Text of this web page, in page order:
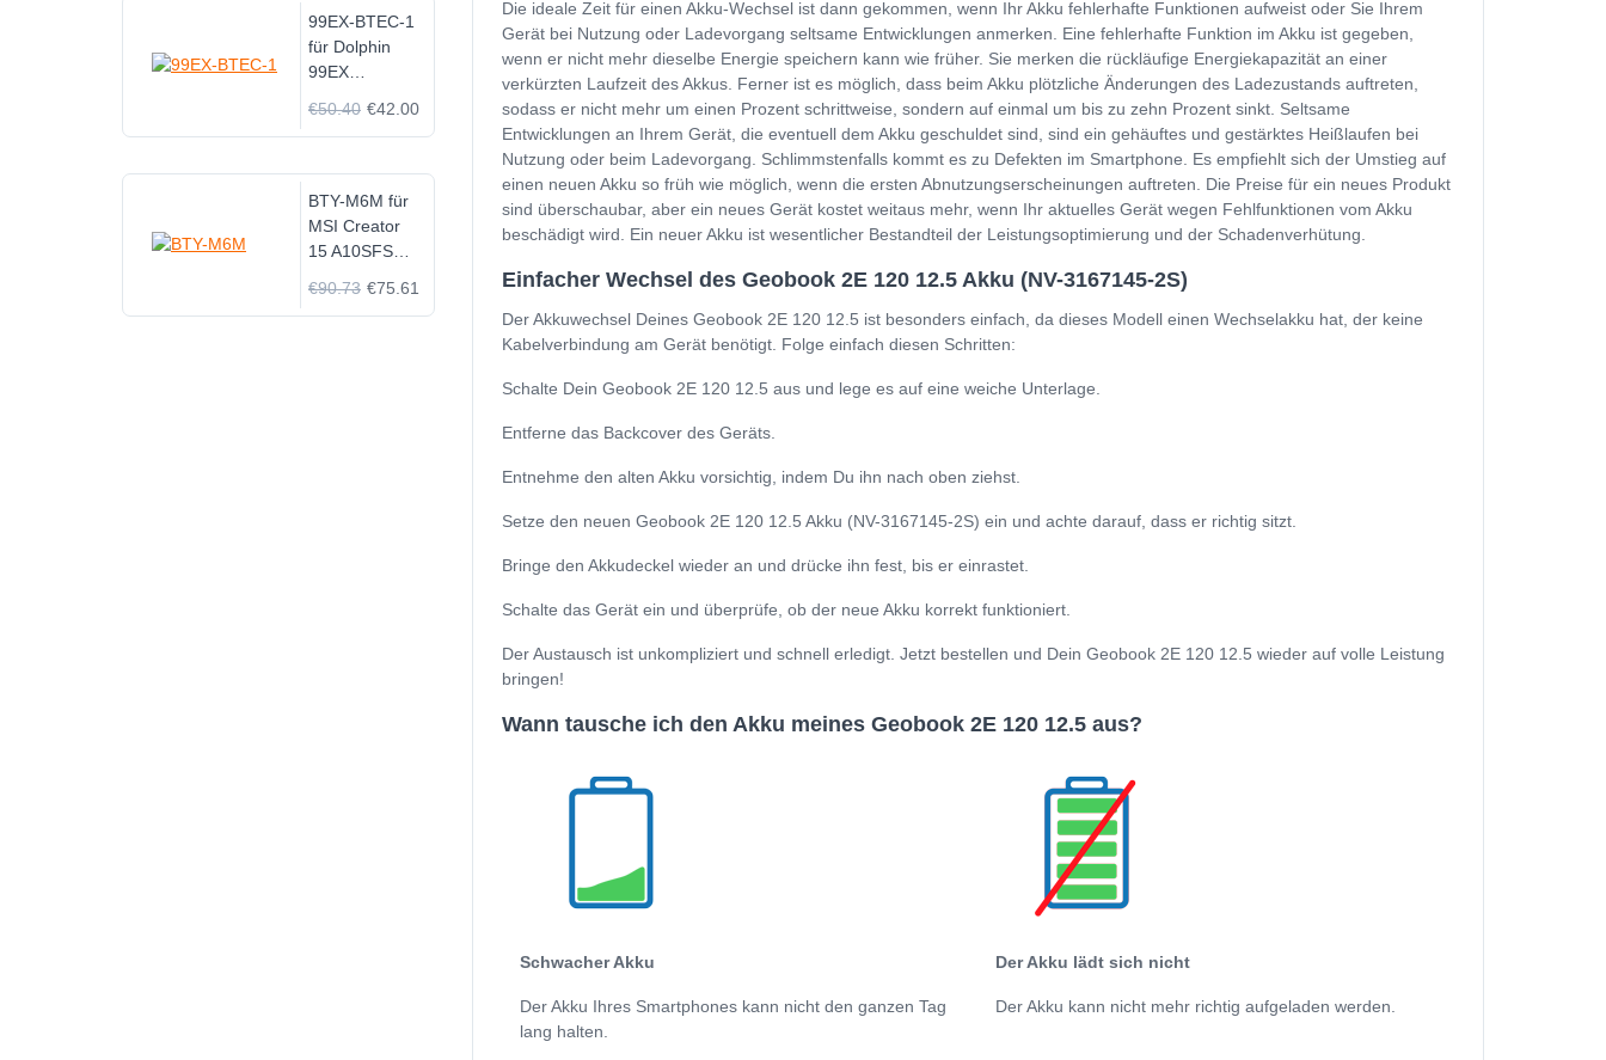
Die ideale Zeit für einen Akku-Wechsel ist dann gekommen, wenn Ihr Akku fehlerhafte Funktionen aufweist oder Sie Ihrem
Gerät bei Nutzung oder Ladevorgang seltsame Entwicklungen anmerken. Eine fehlerhafte Funktion im Akku ist gegeben,
wenn er nicht mehr dieselbe Energie speichern kann wie früher. Sie merken die rückläufige Energiekapazität an einer
verkürzten Laufzeit des Akkus. Ferner ist es möglich, dass beim Akku plötzliche Änderungen des Ladezustands auftreten,
sodass er nicht mehr um einen Prozent schrittweise, sondern auf einmal um bis zu zehn Prozent sinkt. Seltsame
Entwicklungen an Ihrem Gerät, die eventuell dem Akku geschuldet sind, sind ein gehäuftes und gestärktes Heißlaufen bei
Nutzung oder beim Ladevorgang. Schlimmstenfalls kommt es zu Defekten im Smartphone. Es empfiehlt sich der Umstieg auf
einen neuen Akku so früh wie möglich, wenn die ersten Abnutzungserscheinungen auftreten. Die Preise für ein neues Produkt
sind überschaubar, aber ein neues Gerät kostet weitaus mehr, wenn Ihr aktuelles Gerät wegen Fehlfunktionen vom Akku
beschädigt wird. Ein neuer Akku ist wesentlicher Bestandteil der Leistungsoptimierung und der Schadenverhütung.
Einfacher Wechsel des Geobook 2E 120 12.5 Akku (NV-3167145-2S)
Der Akkuwechsel Deines Geobook 2E 120 12.5 ist besonders einfach, da dieses Modell einen Wechselakku hat, der keine
Kabelverbindung am Gerät benötigt. Folge einfach diesen Schritten:
Schalte Dein Geobook 2E 120 12.5 aus und lege es auf eine weiche Unterlage.
Entferne das Backcover des Geräts.
Entnehme den alten Akku vorsichtig, indem Du ihn nach oben ziehst.
Setze den neuen Geobook 2E 120 12.5 Akku (NV-3167145-2S) ein und achte darauf, dass er richtig sitzt.
Bringe den Akkudeckel wieder an und drücke ihn fest, bis er einrastet.
Schalte das Gerät ein und überprüfe, ob der neue Akku korrekt funktioniert.
Der Austausch ist unkompliziert und schnell erledigt. Jetzt bestellen und Dein Geobook 2E 120 12.5 wieder auf volle Leistung
bringen!
Wann tausche ich den Akku meines Geobook 2E 120 12.5 aus?
Schwacher Akku
Der Akku Ihres Smartphones kann nicht den ganzen Tag
lang halten.
Der Akku lädt sich nicht
Der Akku kann nicht mehr richtig aufgeladen werden.
99EX-BTEC-1
für Dolphin
99EX
€50.40 €42.00
BTY-M6M für
MSI Creator
15 A10SFS
€90.73 €75.61